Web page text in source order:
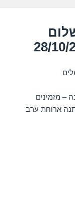
– מזמינים
ארוחת ערב